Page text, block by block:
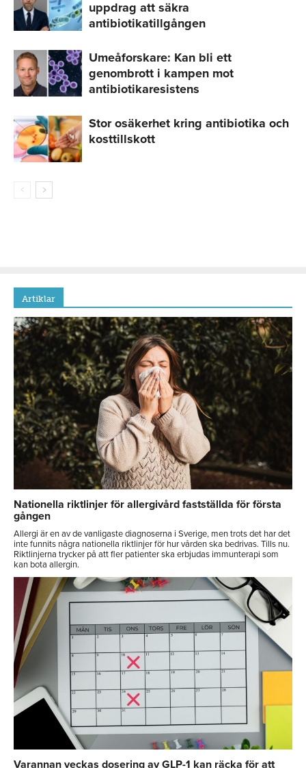
uppdrag att säkra
antibiotikatillgången
Umeåforskare: Kan bli ett
genombrott i kampen mot
antibiotikaresistens
Stor osäkerhet kring antibiotika och
kosttillskott
Artiklar
Nationella riktlinjer för allergivård fastställda för första
gången
Allergi är en av de vanligaste diagnoserna i Sverige, men trots det har det
inte funnits några nationella riktlinjer för hur vården ska bedrivas. Tills nu.
Riktlinjerna trycker på att fler patienter ska erbjudas immunterapi som
kan bota allergin.
Varannan veckas dosering av GLP-1 kan räcka för att